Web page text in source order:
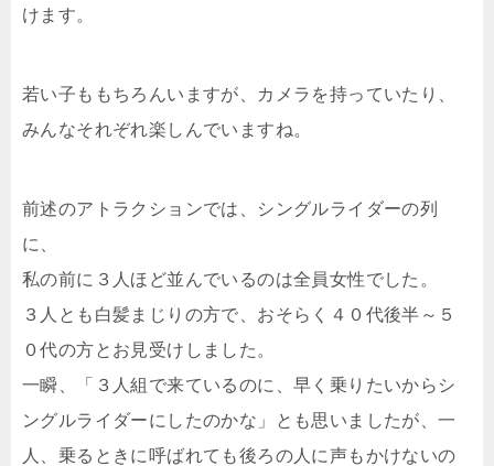
けます。
若い子ももちろんいますが、カメラを持っていたり、
みんなそれぞれ楽しんでいますね。
前述のアトラクションでは、シングルライダーの列
に、
私の前に３人ほど並んでいるのは全員女性でした。
３人とも白髪まじりの方で、おそらく４０代後半～５
０代の方とお見受けしました。
一瞬、「３人組で来ているのに、早く乗りたいからシ
ングルライダーにしたのかな」とも思いましたが、一
人、乗るときに呼ばれても後ろの人に声もかけないの